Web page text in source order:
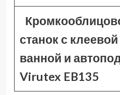
станок с клеевой
ванной и
Virutex EB135